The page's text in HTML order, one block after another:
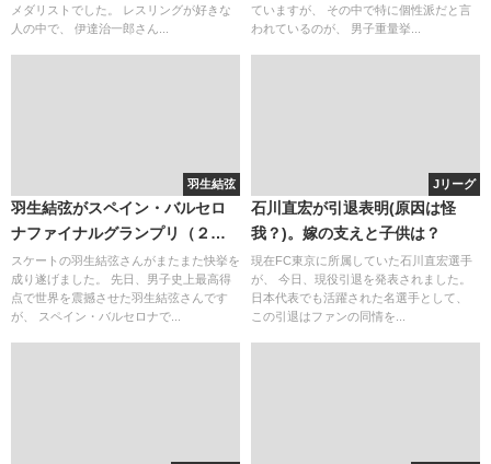
メダリストでした。 レスリングが好きな
人の中で、 伊達治一郎さん...
ていますが、 その中で特に個性派だと言
われているのが、 男子重量挙...
羽生結弦
羽生結弦がスペイン・バルセロ
ナファイナルグランプリ（２０
１５）で３３０・４３点で再び
史上最高得点！初３連覇達成！
宮原が彼女の可能性はゼロ
スケートの羽生結弦さんがまたまた快挙を
成り遂げました。 先日、男子史上最高得
点で世界を震撼させた羽生結弦さんです
が、 スペイン・バルセロナで...
Jリーグ
石川直宏が引退表明(原因は怪
我？)。嫁の支えと子供は？
現在FC東京に所属していた石川直宏選手
が、 今日、現役引退を発表されました。
日本代表でも活躍された名選手として、
この引退はファンの同情を...